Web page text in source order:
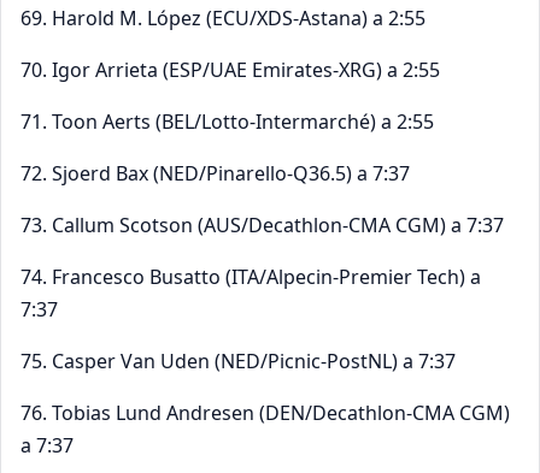
69. Harold M. López (ECU/XDS-Astana) a 2:55
70. Igor Arrieta (ESP/UAE Emirates-XRG) a 2:55
71. Toon Aerts (BEL/Lotto-Intermarché) a 2:55
72. Sjoerd Bax (NED/Pinarello-Q36.5) a 7:37
73. Callum Scotson (AUS/Decathlon-CMA CGM) a 7:37
74. Francesco Busatto (ITA/Alpecin-Premier Tech) a
7:37
75. Casper Van Uden (NED/Picnic-PostNL) a 7:37
76. Tobias Lund Andresen (DEN/Decathlon-CMA CGM)
a 7:37